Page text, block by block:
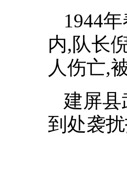
1944
内,队长
人伤亡,
建屏
到处袭